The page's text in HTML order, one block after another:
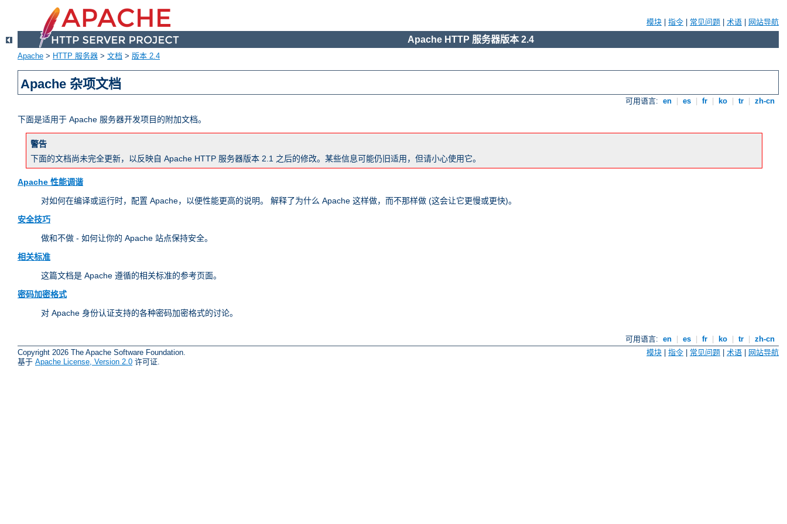
模块 指令 常见问题 术语 网站导航
Apache HTTP 服务器版本 2.4
Apache > HTTP 服务器 > 文档 > 版本 2.4
Apache 杂项文档
可用语言: en es fr ko tr zh-cn
下面是适用于 Apache 服务器开发项目的附加文档。
警告
下面的文档尚未完全更新，以反映自 Apache HTTP 服务器版本 2.1 之后的修改。某些信息可能仍旧适用，但请小心使用它。
Apache 性能调谐
对如何在编译或运行时，配置 Apache，以便性能更高的说明。 解释了为什么 Apache 这样做，而不那样做 (这会让它更慢或更快)。
安全技巧
做和不做 - 如何让你的 Apache 站点保持安全。
相关标准
这篇文档是 Apache 遵循的相关标准的参考页面。
密码加密格式
对 Apache 身份认证支持的各种密码加密格式的讨论。
可用语言: en es fr ko tr
zh-cn
Copyright 2026 The Apache Software Foundation.
基于 Apache License, Version 2.0 许可证.
模块 | 指令 | 常见问题 | 术语 | 网站导航